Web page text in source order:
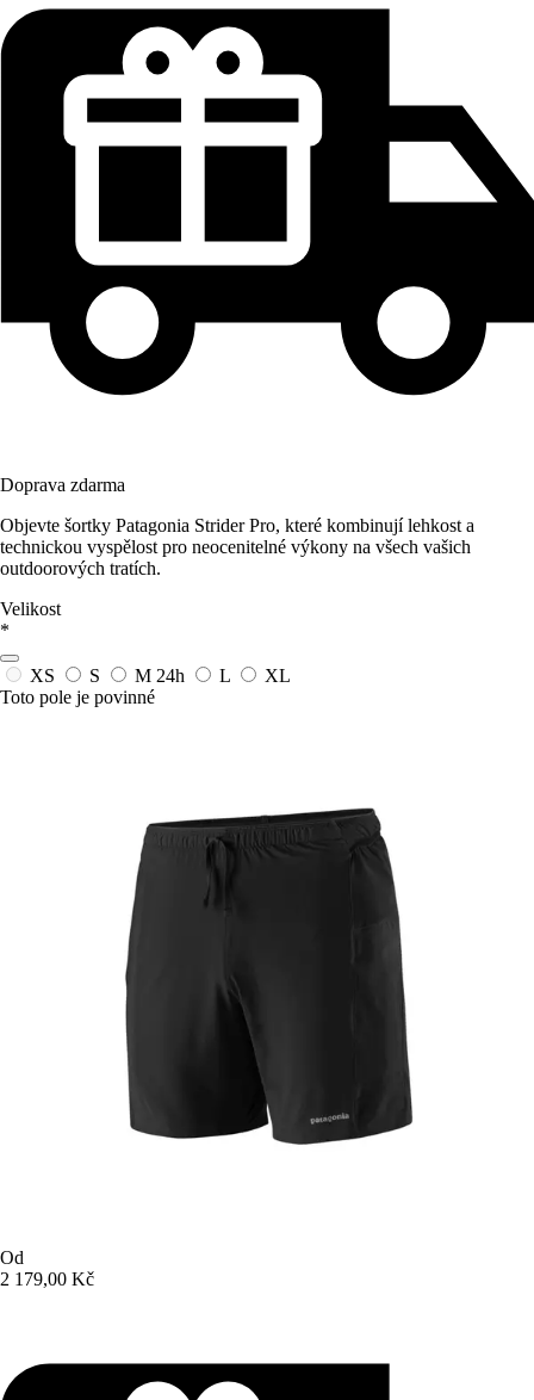
Doprava zdarma
Objevte šortky Patagonia Strider Pro, které kombinují lehkost a
technickou vyspělost pro neocenitelné výkony na všech vašich
outdoorových tratích.
Velikost
*
XS S M 24h L
XL
Toto pole je povinné
Od
2 179,00 Kč